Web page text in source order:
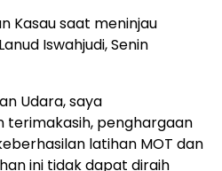
Kasau saat meninjau
Iswahjudi, Senin
Udara, saya
terimakasih, penghargaan
latihan MOT dan
ini tidak dapat diraih